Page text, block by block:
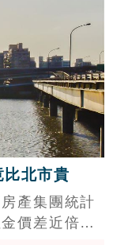
大，顯示台
力持續提
映了在地經
北市貴
產集團統計
價差近倍，